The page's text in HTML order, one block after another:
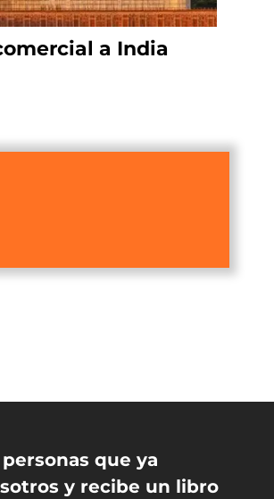
a India
que ya
y recibe un libro